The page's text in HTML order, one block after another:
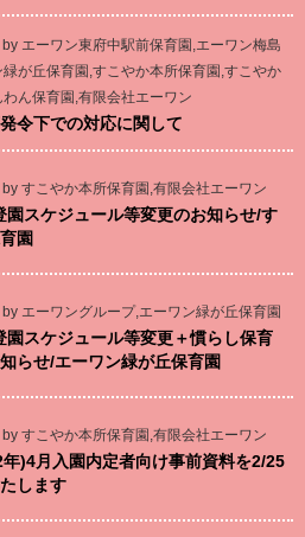
by エーワン東府中駅前保育園,エーワン梅島
が丘保育園,すこやか本所保育園,すこやか
ん保育園,有限会社エーワン
令下での対応に関して
by すこやか本所保育園,有限会社エーワン
園スケジュール等変更のお知らせ/す
園
by エーワングループ,エーワン緑が丘保育園
園スケジュール等変更＋慣らし保育
らせ/エーワン緑が丘保育園
by すこやか本所保育園,有限会社エーワン
)4月入園内定者向け事前資料を2/25
します